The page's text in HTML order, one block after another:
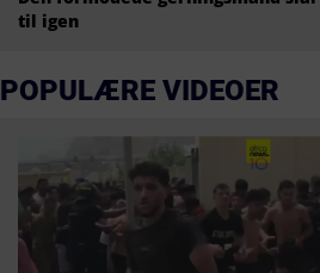
til igen
POPULÆRE VIDEOER